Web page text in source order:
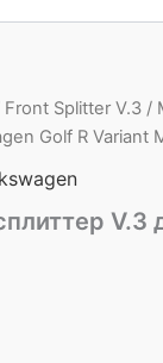
Front Splitter V.3 /
Golf R Variant
V.3